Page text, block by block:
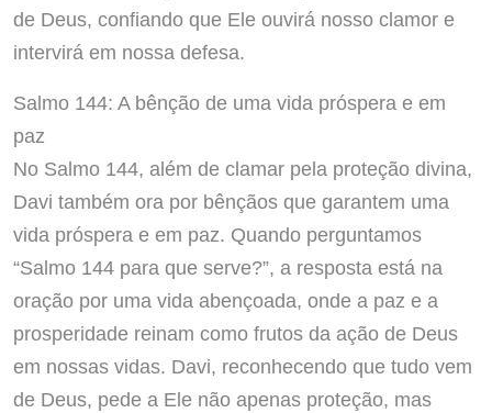
de Deus, confiando que Ele ouvirá nosso clamor e
intervirá em nossa defesa.
Salmo 144: A bênção de uma vida próspera e em
paz
No Salmo 144, além de clamar pela proteção divina,
Davi também ora por bênçãos que garantem uma
vida próspera e em paz. Quando perguntamos
“Salmo 144 para que serve?”, a resposta está na
oração por uma vida abençoada, onde a paz e a
prosperidade reinam como frutos da ação de Deus
em nossas vidas. Davi, reconhecendo que tudo vem
de Deus, pede a Ele não apenas proteção, mas